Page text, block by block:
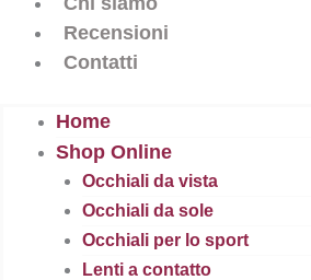
Recensioni
Contatti
Home
Shop Online
Occhiali da vista
Occhiali da sole
Occhiali per lo sport
Lenti a contatto